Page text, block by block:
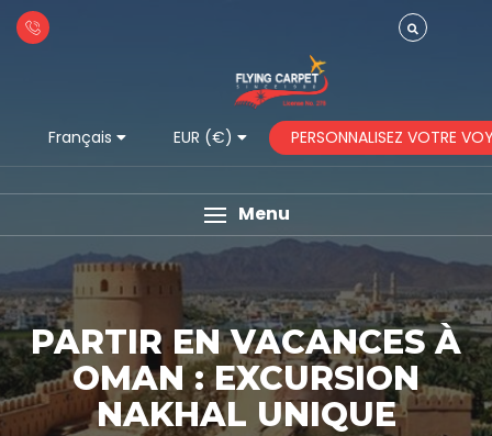
Français EUR (€) PERSONNALISEZ VOTRE
Menu
PARTIR EN VACANCES À
OMAN : EXCURSION
NAKHAL UNIQUE